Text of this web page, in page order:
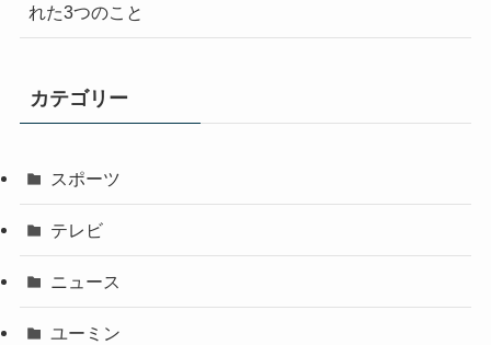
れた3つのこと
カテゴリー
スポーツ
テレビ
ニュース
ユーミン